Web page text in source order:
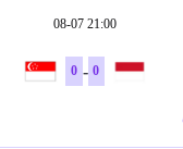
08-07 21:00
0 - 0